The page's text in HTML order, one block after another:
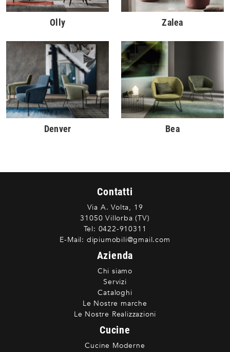
Olly Zalea
Denver Bea
Contatti
Via A. Volta, 19
31050 Villorba (TV)
Tel: 0422-910311
E-Mail: dipiumobili@gmail.com
Azienda
Chi siamo
Servizi
Cataloghi
Le Nostre marche
Le Nostre Realizzazioni
Cucine
Cucine Moderne